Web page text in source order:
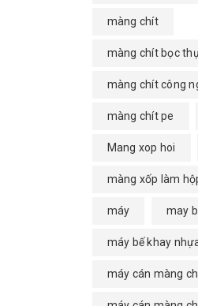
màng chít
màng chít bọc
màng chít công
màng chít pe
Mang xop hoi
màng xốp làm
máy may
máy bế khay
máy cán màng